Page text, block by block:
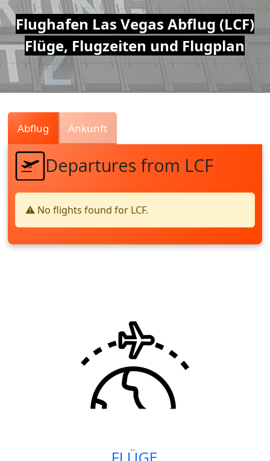
Air
Traffic
Live
Flughafen Las Vegas Abflug (LCF)
Flüge, Flugzeiten und Flugplan
Abflug Ankunft
Departures from LCF
⚠️ No flights found for LCF.